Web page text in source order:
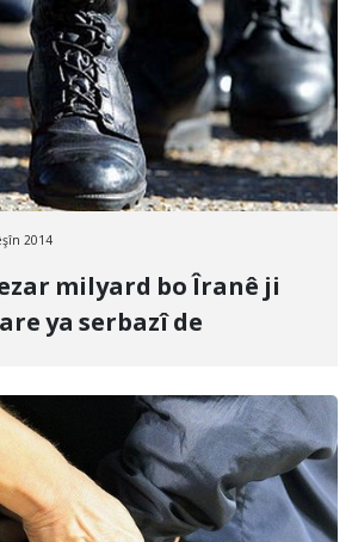
2014
milyard bo Îranê ji
ya serbazî de